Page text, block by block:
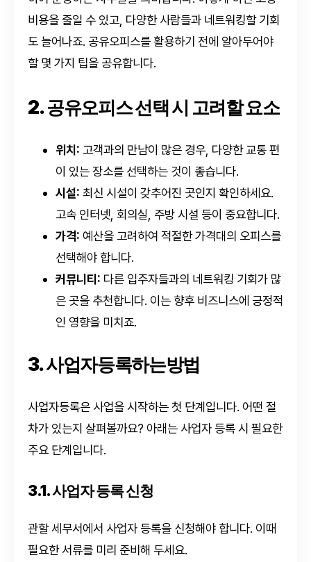
비용을 줄일 수 있고, 다양한 사람들과 네트워킹할 기회
도 늘어나죠. 공유오피스를 활용하기 전에 알아두어야
할 몇 가지 팁을 공유합니다.
2. 공유오피스 선택 시 고려할 요소
위치: 고객과의 만남이 많은 경우, 다양한 교통 편
이 있는 장소를 선택하는 것이 좋습니다.
시설: 최신 시설이 갖추어진 곳인지 확인하세요.
고속 인터넷, 회의실, 주방 시설 등이 중요합니다.
가격: 예산을 고려하여 적절한 가격대의 오피스를
선택해야 합니다.
커뮤니티: 다른 입주자들과의 네트워킹 기회가 많
은 곳을 추천합니다. 이는 향후 비즈니스에 긍정적
인 영향을 미치죠.
3. 사업자등록하는방법
사업자등록은 사업을 시작하는 첫 단계입니다. 어떤 절
차가 있는지 살펴볼까요? 아래는 사업자 등록 시 필요한
주요 단계입니다.
3.1. 사업자 등록 신청
관할 세무서에서 사업자 등록을 신청해야 합니다. 이때
필요한 서류를 미리 준비해 두세요.